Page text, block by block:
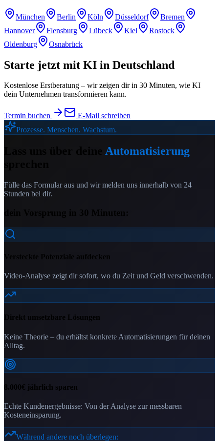
München Berlin Köln Düsseldorf
Bremen
Hannover
Flensburg Lübeck Kiel
Rostock
Oldenburg
Osnabrück
Starte jetzt mit KI in Deutschland
Kostenlose Erstberatung – wir zeigen dir in 30 Minuten, wie KI
dein Unternehmen transformieren kann.
Termin buchen
E-Mail schreiben
Prozesse. Menschen. Wachstum.
Automatisierung
Fülle das Formular aus und wir melden uns innerhalb von 24
Stunden bei dir.
dein Vorsprung in 30 Minuten:
Versteckte Potenziale aufdecken
Video-Analyse zeigt dir sofort, wo du Zeit und Geld verschwenden.
Direkt umsetzbare Lösungen
Keine Theorie – du erhältst konkrete Automatisierungen für deinen
Alltag.
8.000€ jährlich sparen
Echte Kundenergebnisse: Von der Analyse zur messbaren
Kosteneinsparung.
Während andere noch überlegen: